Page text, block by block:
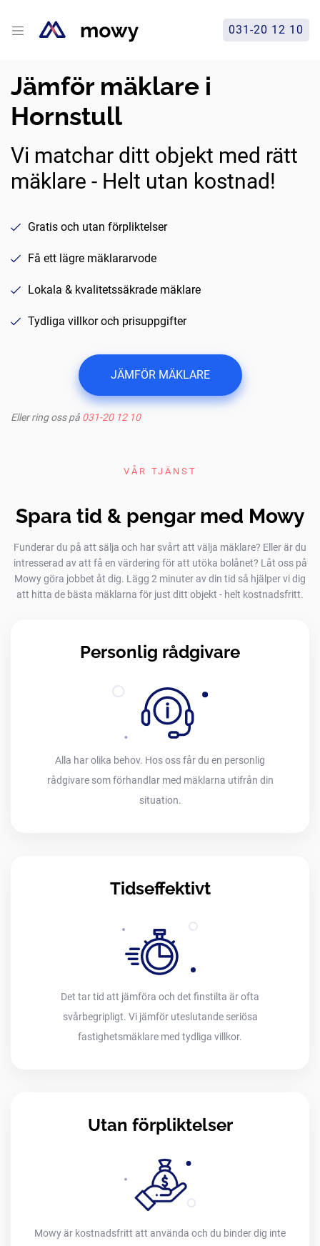
031-20 12 10
Jämför mäklare i
Hornstull
Vi matchar ditt objekt med rätt
mäklare - Helt utan kostnad!
Gratis och utan förpliktelser
Få ett lägre mäklararvode
Lokala & kvalitetssäkrade mäklare
Tydliga villkor och prisuppgifter
JÄMFÖR MÄKLARE
Eller ring oss på 031-20 12 10
VÅR TJÄNST
Spara tid & pengar med Mowy
Funderar du på att sälja och har svårt att välja mäklare? Eller är du
intresserad av att få en värdering för att utöka bolånet? Låt oss på
Mowy göra jobbet åt dig. Lägg 2 minuter av din tid så hjälper vi dig
att hitta de bästa mäklarna för just ditt objekt - helt kostnadsfritt.
Personlig rådgivare
Alla har olika behov. Hos oss får du en personlig
rådgivare som förhandlar med mäklarna utifrån din
situation.
Tidseffektivt
Det tar tid att jämföra och det finstilta är ofta
svårbegripligt. Vi jämför uteslutande seriösa
fastighetsmäklare med tydliga villkor.
Utan förpliktelser
Mowy är kostnadsfritt att använda och du binder dig inte